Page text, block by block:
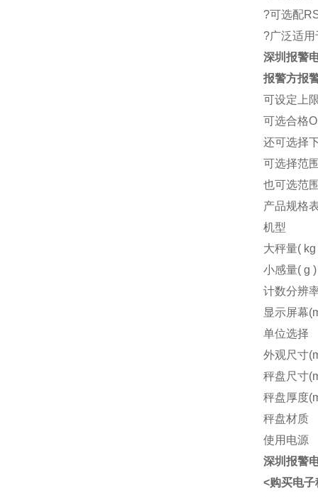
?可选配
?广泛适
深圳报警
报警方报
可设定上
可选合格
还可选择
可选择范
也可选范
产品规格
机型
大秤量( kg
小感量( g )
计数分辨
显示屏幕
单位选择
外观尺寸
秤盘尺寸
秤盘厚度
秤盘材质
使用电源
深圳报警
<购买电